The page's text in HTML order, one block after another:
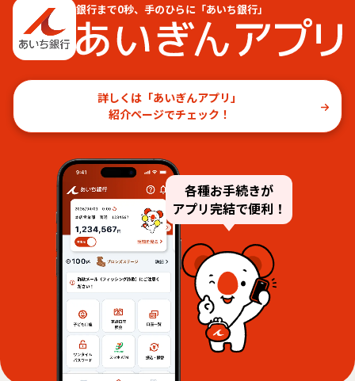
各種お手続きが
アプリ完結で便利！
銀行まで0秒、手のひらに「あいち銀行」
詳しくは「あいぎんアプリ」
紹介ページでチェック！